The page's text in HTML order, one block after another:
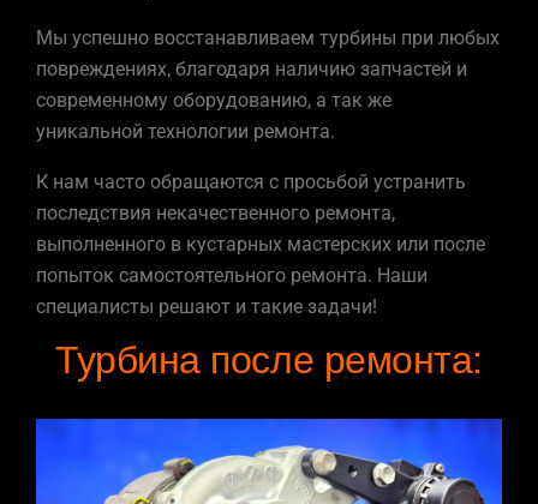
Мы успешно восстанавливаем турбины при любых
повреждениях, благодаря наличию запчастей и
современному оборудованию, а так же
уникальной технологии ремонта.
К нам часто обращаются с просьбой устранить
последствия некачественного ремонта,
выполненного в кустарных мастерских или после
попыток самостоятельного ремонта. Наши
специалисты решают и такие задачи!
Турбина после ремонта: